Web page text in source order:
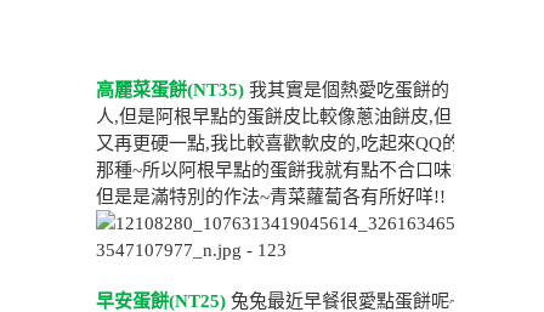
高麗菜蛋餅(NT35) 我其實是個熱愛吃蛋餅的
人,但是阿根早點的蛋餅皮比較像蔥油餅皮,但
又再更硬一點,我比較喜歡軟皮的,吃起來QQ的
那種~所以阿根早點的蛋餅我就有點不合口味!
但是是滿特別的作法~青菜蘿蔔各有所好咩!!
早安蛋餅(NT25) 兔兔最近早餐很愛點蛋餅呢~